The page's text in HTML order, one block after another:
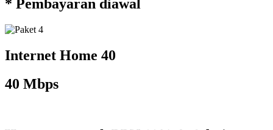
* Pembayaran diawal
Internet Home 40
40 Mbps